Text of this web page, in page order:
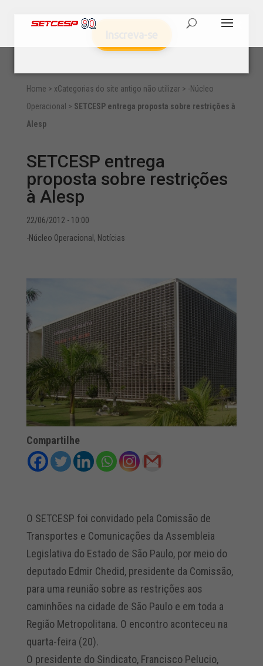
Home > xCategorias do site antigo não utilizar> -Núcleo
Operacional > SETCESP entrega proposta sobre restrições à
Alesp
SETCESP entrega
proposta sobre restrições
à Alesp
22/06/2012 - 10:00
-Núcleo Operacional , Notícias
Compartilhe
O SETCESP foi convidado pela Comissão de
Transportes e Comunicações da Assembleia
Legislativa do Estado de São Paulo, por meio do
deputado Edmir Chedid, presidente da Comissão,
para uma reunião sobre as restrições aos
caminhões na cidade de São Paulo e em toda a
Região Metropolitana. O encontro aconteceu na
quarta-feira (20).
O presidente do Sindicato, Francisco Pelucio,